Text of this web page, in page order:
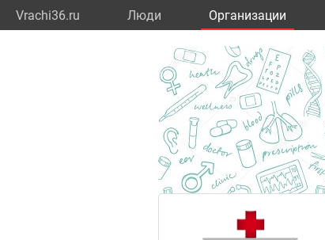
Vrachi36.ru Люди Организации